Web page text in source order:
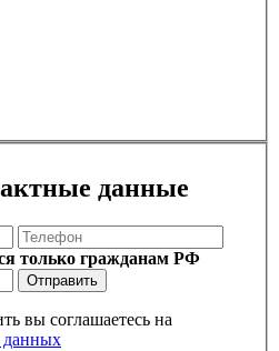
данные
только гражданам РФ
Отправить
вы соглашаетесь на
данных